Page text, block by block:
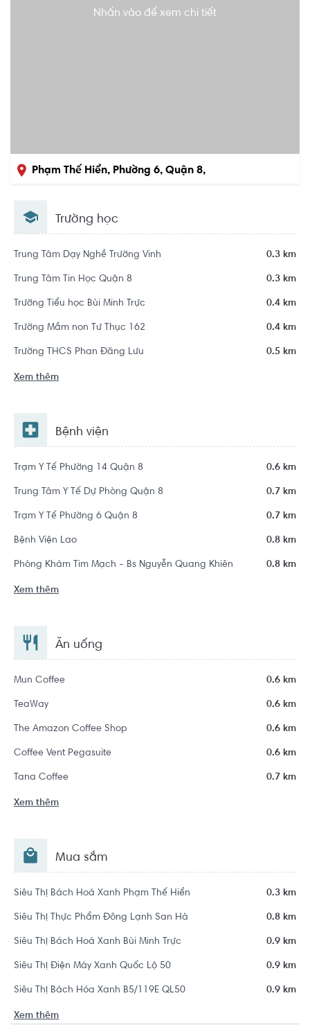
Nhấn vào để xem chi tiết
Phạm Thế Hiển, Phường 6, Quận 8,
Trường học
Trung Tâm Dạy Nghề Trường Vinh 0.3 km
Trung Tâm Tin Học Quận 8 0.3 km
Trường Tiểu học Bùi Minh Trực 0.4 km
Trường Mầm non Tư Thục 162 0.4 km
Trường THCS Phan Đăng Lưu 0.5 km
Xem thêm
Bệnh viện
Trạm Y Tế Phường 14 Quận 8 0.6 km
Trung Tâm Y Tế Dự Phòng Quận 8 0.7 km
Trạm Y Tế Phường 6 Quận 8 0.7 km
Bệnh Viện Lao 0.8 km
Phòng Khám Tim Mạch - Bs Nguyễn Quang Khiên 0.8 km
Xem thêm
Ăn uống
Mun Coffee 0.6 km
TeaWay 0.6 km
The Amazon Coffee Shop 0.6 km
Coffee Vent Pegasuite 0.6 km
Tana Coffee 0.7 km
Xem thêm
Mua sắm
Siêu Thị Bách Hoá Xanh Phạm Thế Hiển 0.3 km
Siêu Thị Thực Phẩm Đông Lạnh San Hà 0.8 km
Siêu Thị Bách Hoá Xanh Bùi Minh Trực 0.9 km
Siêu Thị Điện Máy Xanh Quốc Lộ 50 0.9 km
Siêu Thị Bách Hóa Xanh B5/119E QL50 0.9 km
Xem thêm